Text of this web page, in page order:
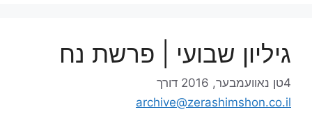
גיליון שבועי | פרשת נח
4טן נאוועמבער, 2016
דורך
archive@zerashimshon.co.il